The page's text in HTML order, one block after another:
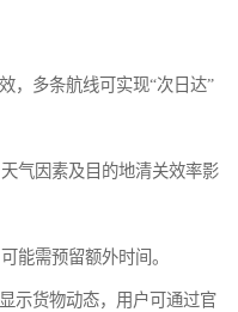
，多条航线可实现“次日达”
气因素及目的地清关效率影
能需预留额外时间。
示货物动态，用户可通过官